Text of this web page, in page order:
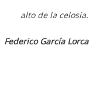
Federico García Lorca